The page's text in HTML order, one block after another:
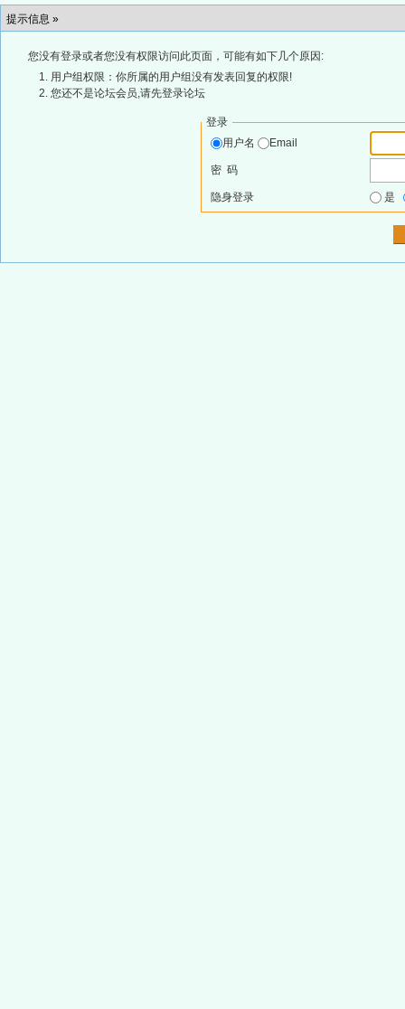
提示信息 »
您没有登录或者您没有权限访问此页面，可能有如下几个原因:
用户组权限：你所属的用户组没有发表回复的权限!
您还不是论坛会员,请先登录论坛
登录
用户名
Email
密 码
隐身登录 是